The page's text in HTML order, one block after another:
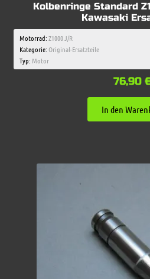
Kolbenringe Standard
Kawasaki
Motorrad:Z1000 J/R
Kategorie:Original-Ersatzteile
Typ: Motor
76,90
In den